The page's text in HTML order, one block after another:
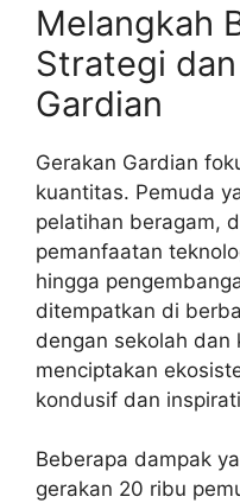
Melangkah
Strategi
Gardian
Gerakan Gardian
kuantitas. Pemuda
pelatihan beragam,
pemanfaatan
hingga
ditempatkan di
dengan sekolah dan
menciptakan
kondusif dan
Beberapa dampak
gerakan 20 ribu